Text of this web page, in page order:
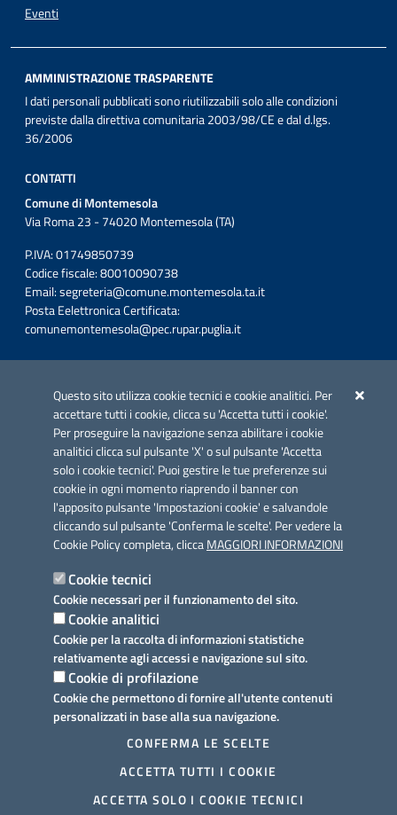
Questo sito utilizza cookie tecnici e cookie analitici. Per
accettare tutti i cookie, clicca su 'Accetta tutti i cookie'.
Per proseguire la navigazione senza abilitare i cookie
analitici clicca sul pulsante 'X' o sul pulsante 'Accetta
solo i cookie tecnici'. Puoi gestire le tue preferenze sui
cookie in ogni momento riaprendo il banner con
l'apposito pulsante 'Impostazioni cookie' e salvandole
cliccando sul pulsante 'Conferma le scelte'. Per vedere la
Cookie Policy completa, cliccaMAGGIORI INFORMAZIONI
Cookie tecnici
Cookie necessari per il funzionamento del sito.
Cookie analitici
Cookie per la raccolta di informazioni statistiche
relativamente agli accessi e navigazione sul sito.
Cookie di profilazione
Cookie che permettono di fornire all'utente contenuti
personalizzati in base alla sua navigazione.
CONFERMA LE SCELTE
ACCETTA TUTTI I COOKIE
ACCETTA SOLO I COOKIE TECNICI
Eventi
AMMINISTRAZIONE TRASPARENTE
I dati personali pubblicati sono riutilizzabili solo alle condizioni
previste dalla direttiva comunitaria 2003/98/CE e dal d.lgs.
36/2006
CONTATTI
Comune di Montemesola
Via Roma 23 - 74020 Montemesola (TA)
P.IVA: 01749850739
Codice fiscale: 80010090738
Email:segreteria@comune.montemesola.ta.it
Posta Eelettronica Certificata:
comunemontemesola@pec.rupar.puglia.it
Azione 2.3.
Link utili
Informativa privacy
Dichiarazione di accessibilità
Note legali
Domande frequenti
Richiesta assistenza
Prenotazione appuntamento
Segnalazione disservizio
Mappa del sito